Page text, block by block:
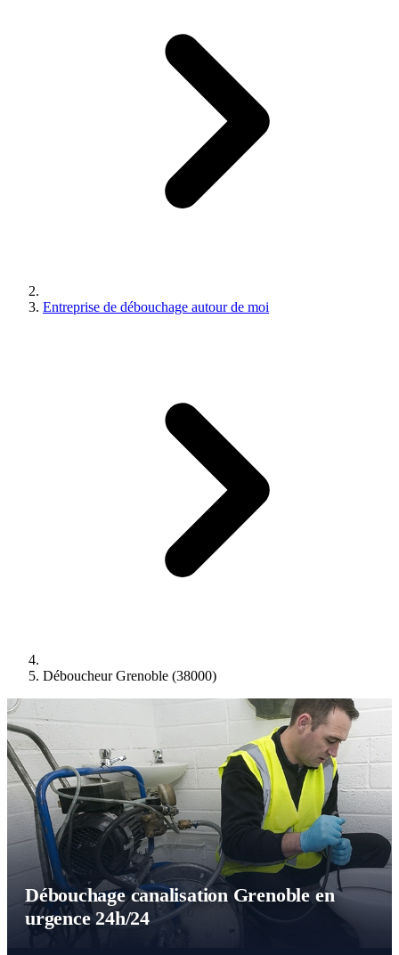
Entreprise de débouchage autour de moi
Déboucheur Grenoble (38000)
Débouchage canalisation Grenoble en
urgence 24h/24